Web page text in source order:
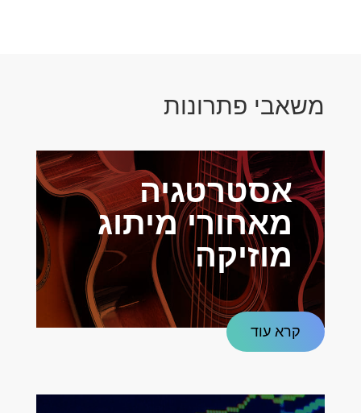
משאבי פתרונות
אסטרטגיה
מאחורי מיתוג
מוזיקה
קרא עוד